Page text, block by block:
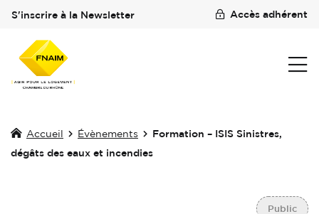
S'inscrire à la Newsletter Accès adhérent
Accueil Évènements
Formation – ISIS Sinistres,
dégâts des eaux et incendies
Public